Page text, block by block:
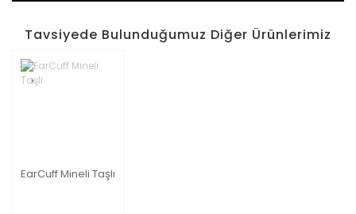
Tavsiyede Bulunduğumuz Diğer Ürünlerimiz
EarCuff Mineli Taşlı